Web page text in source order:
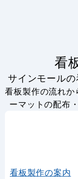
看
サインモールの
看板製作の流れか
ーマットの配布
看板製作の案内